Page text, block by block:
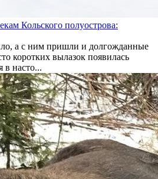
Кольского полуострова:
а с ним пришли и долгожданные
коротких вылазок появилась
в насто...